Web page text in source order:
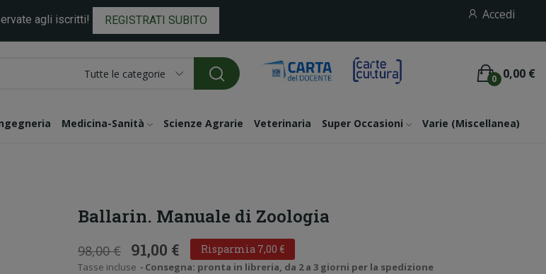
agli iscritti! REGISTRATI SUBITO Accedi
Tutte le categorie 0,00 €
0
Medicina-Sanità Scienze Agrarie Veterinaria Super Occasioni Varie (miscellanea)
Ballarin. Manuale di Zoologia
98,00 € 91,00 € Risparmia 7,00 €
Tasse incluse Consegna: pronta in libreria, da 2 a 3 giorni per la spedizione